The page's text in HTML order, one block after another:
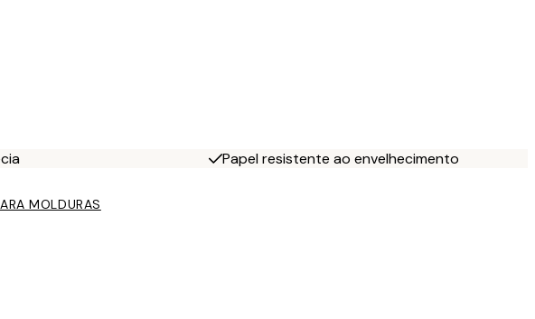
Papel resistente ao envelhecimento
MOLDURAS